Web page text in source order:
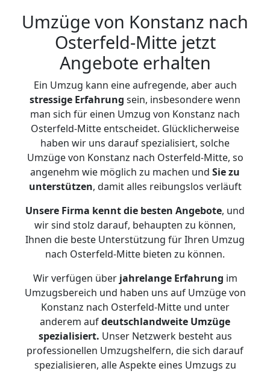
Umzüge von Konstanz nach
Osterfeld-Mitte jetzt
Angebote erhalten
Ein Umzug kann eine aufregende, aber auch
stressige Erfahrung sein, insbesondere wenn
man sich für einen Umzug von Konstanz nach
Osterfeld-Mitte entscheidet. Glücklicherweise
haben wir uns darauf spezialisiert, solche
Umzüge von Konstanz nach Osterfeld-Mitte, so
angenehm wie möglich zu machen und Sie zu
unterstützen, damit alles reibungslos verläuft
Unsere Firma kennt die besten Angebote, und
wir sind stolz darauf, behaupten zu können,
Ihnen die beste Unterstützung für Ihren Umzug
nach Osterfeld-Mitte bieten zu können.
Wir verfügen überjahrelange Erfahrung im
Umzugsbereich und haben uns auf Umzüge von
Konstanz nach Osterfeld-Mitte und unter
anderem aufdeutschlandweite Umzüge
spezialisiert. Unser Netzwerk besteht aus
professionellen Umzugshelfern, die sich darauf
spezialisieren, alle Aspekte eines Umzugs zu